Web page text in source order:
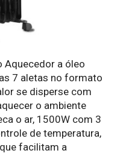
Aquecedor a óleo
7 aletas no formato
se disperse com
o ambiente
o ar, 1500W com 3
de temperatura,
facilitam a